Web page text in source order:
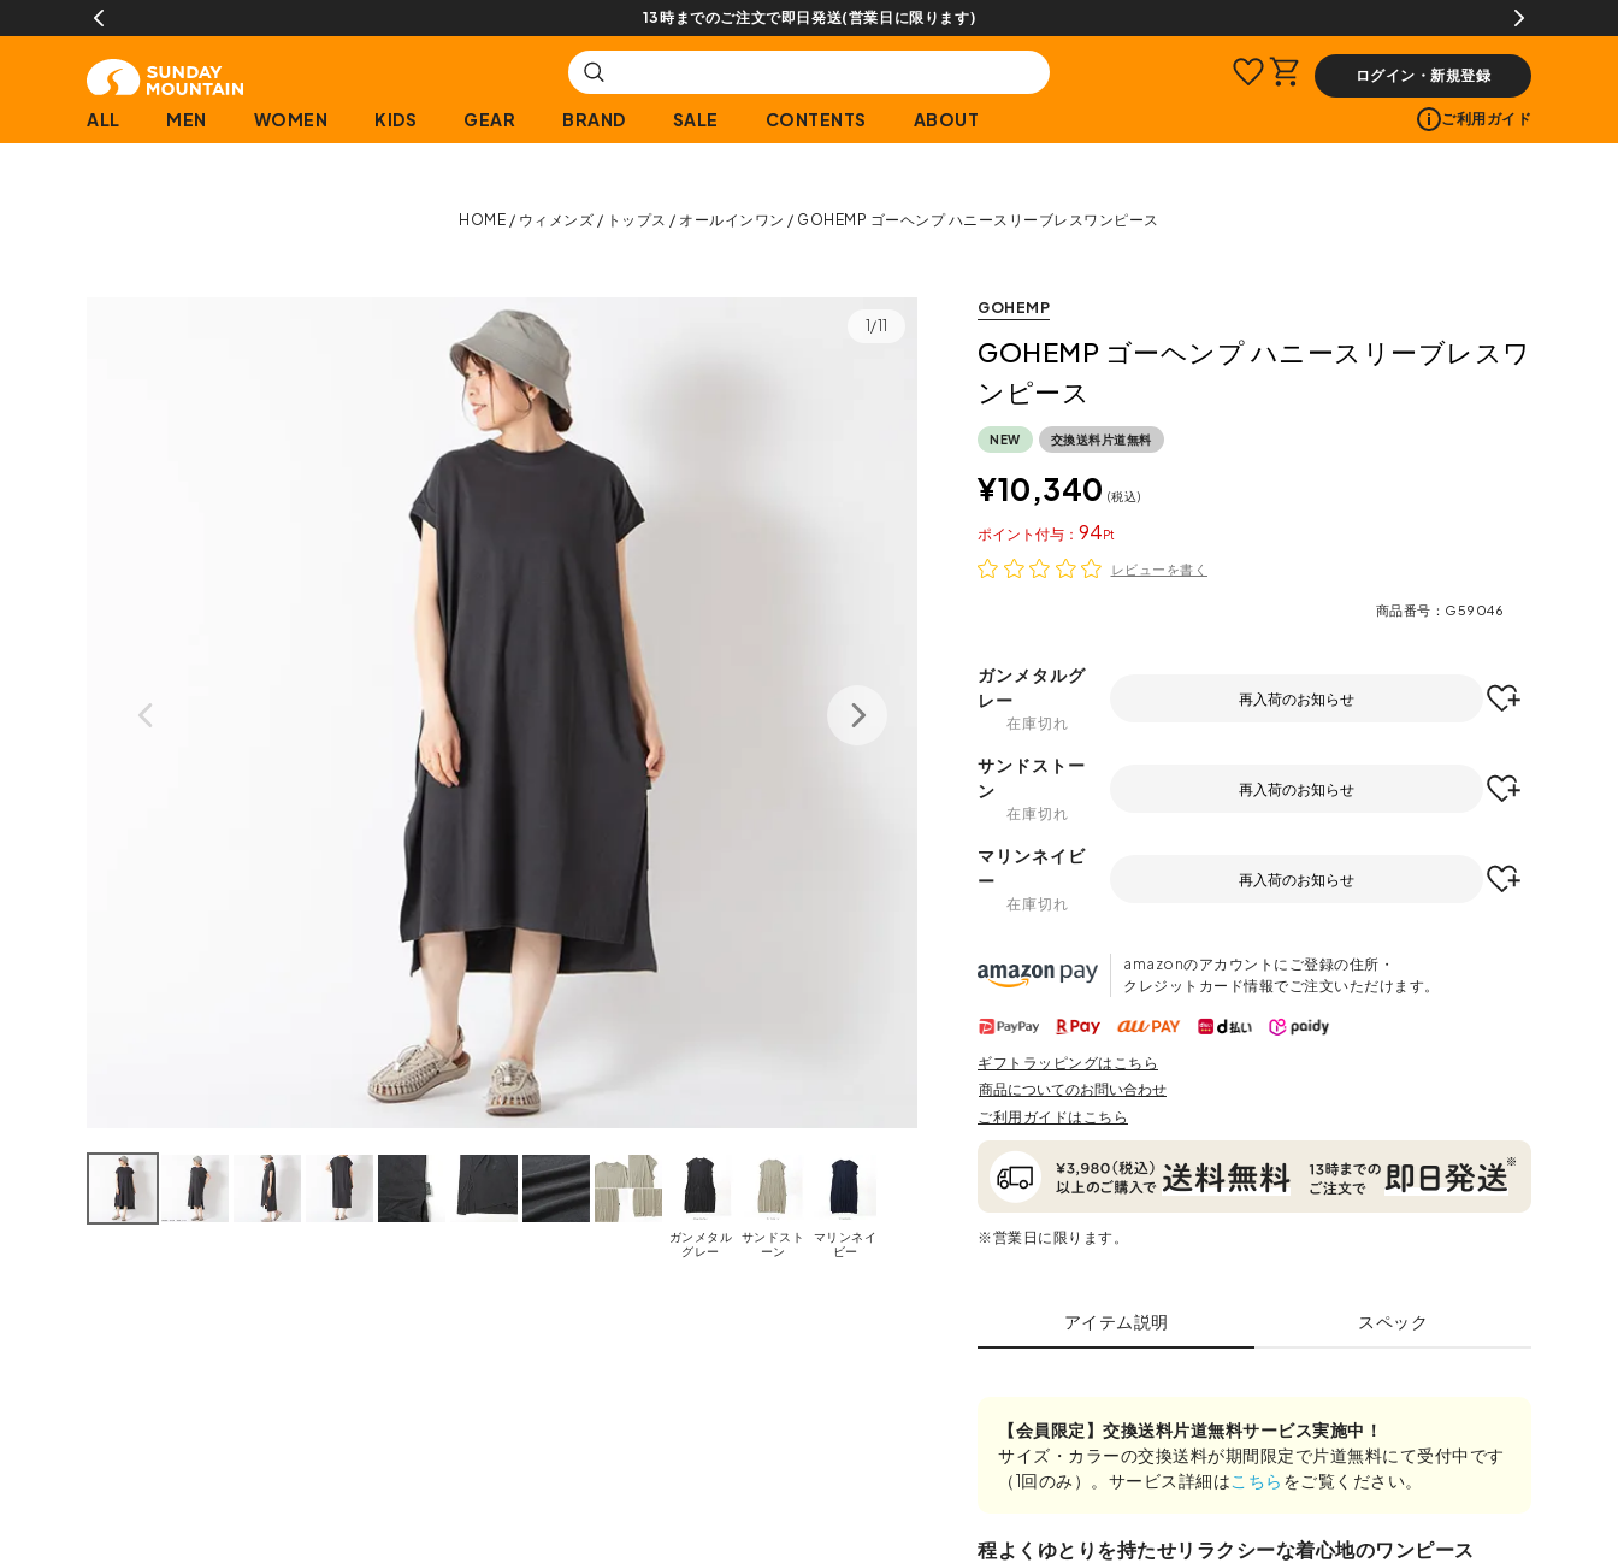
【会員限定】交換送料片道無料サービス
ログイン・新規登録
ALL MEN WOMEN KIDS GEAR BRAND SALE CONTENTS ABOUT ご利用ガイド
HOME ウィメンズ トップス オールインワン GOHEMP ゴーヘンプ ハニースリーブレスワンピース
1/11
ガンメタル
グレー
サンドスト
ーン
マリンネイ
ビー
GOHEMP
GOHEMP ゴーヘンプ ハニースリーブレスワ
ンピース
NEW 交換送料片道無料
¥10,340 税込
94
ポイント
レビューを書く
商品番号 G59046
ガンメタルグ
レー
在庫切れ
再入荷のお知らせ
サンドストー
ン
在庫切れ
再入荷のお知らせ
マリンネイビ
ー
在庫切れ
再入荷のお知らせ
amazonのアカウントにご登録の住所・
クレジットカード情報でご注文いただけます。
ギフトラッピングはこちら
商品についてのお問い合わせ
ご利用ガイドはこちら
※営業日に限ります。
アイテム説明 スペック
【会員限定】交換送料片道無料サービス実施中！
サイズ・カラーの交換送料が期間限定で片道無料にて受付中です
（1回のみ）。サービス詳細は こちら をご覧ください。
程よくゆとりを持たせリラクシーな着心地のワンピース